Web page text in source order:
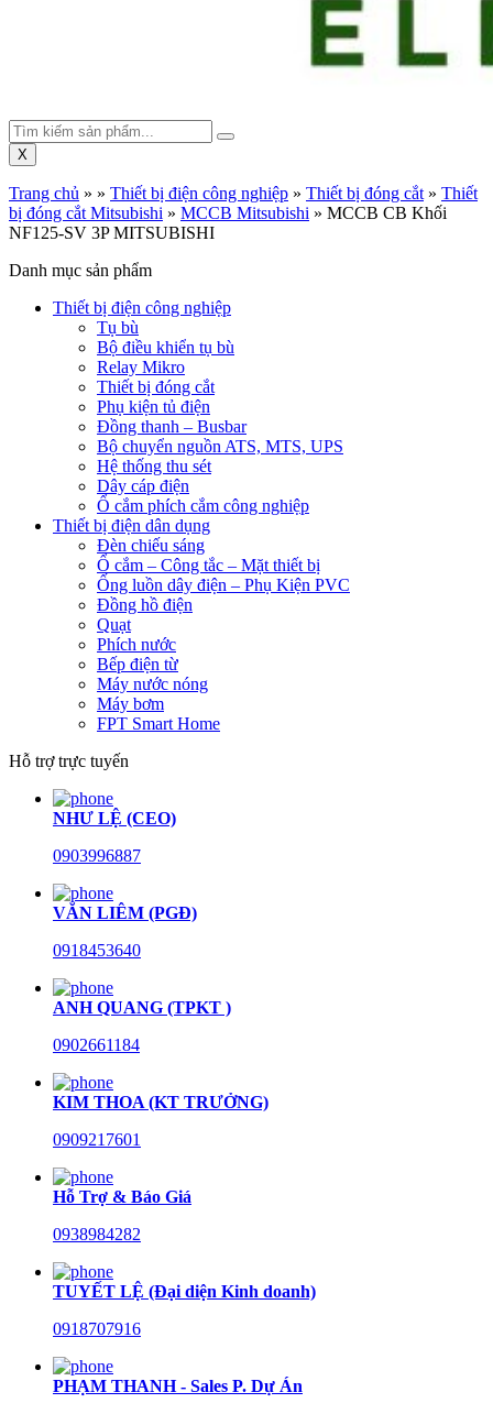
X
Trang chủ » » Thiết bị điện công nghiệp » Thiết bị đóng cắt » Thiết
bị đóng cắt Mitsubishi » MCCB Mitsubishi » MCCB CB Khối
NF125-SV 3P MITSUBISHI
Danh mục sản phẩm
Thiết bị điện công nghiệp
Tụ bù
Bộ điều khiển tụ bù
Relay Mikro
Thiết bị đóng cắt
Phụ kiện tủ điện
Đồng thanh – Busbar
Bộ chuyển nguồn ATS, MTS, UPS
Hệ thống thu sét
Dây cáp điện
Ổ cắm phích cắm công nghiệp
Thiết bị điện dân dụng
Đèn chiếu sáng
Ổ cắm – Công tắc – Mặt thiết bị
Ống luồn dây điện – Phụ Kiện PVC
Đồng hồ điện
Quạt
Phích nước
Bếp điện từ
Máy nước nóng
Máy bơm
FPT Smart Home
Hỗ trợ trực tuyến
NHƯ LỆ (CEO)
0903996887
VĂN LIÊM (PGĐ)
0918453640
ANH QUANG (TPKT )
0902661184
KIM THOA (KT TRƯỞNG)
0909217601
Hỗ Trợ & Báo Giá
0938984282
TUYẾT LỆ (Đại diện Kinh doanh)
0918707916
PHẠM THANH - Sales P. Dự Án